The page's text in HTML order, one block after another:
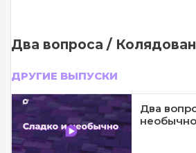
Два вопроса /
ДРУГИЕ ВЫПУСКИ
Два